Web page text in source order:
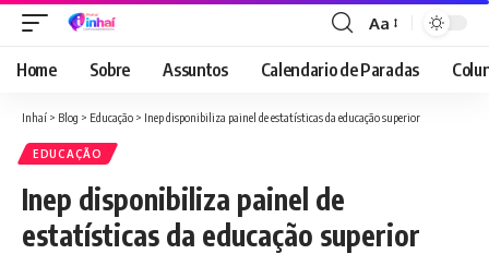
Font
Resizer
Aa
Home Sobre Assuntos Calendario de Paradas
Inhaí > Blog > Educação > Inep disponibiliza painel de estatísticas da educação superior
EDUCAÇÃO
Inep disponibiliza painel de
estatísticas da educação superior